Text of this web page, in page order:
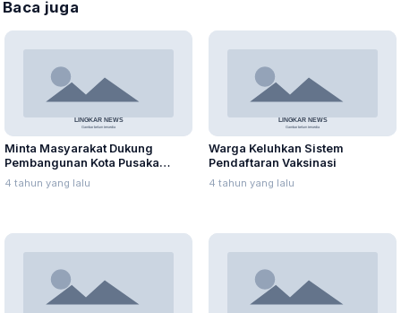
Baca juga
Minta Masyarakat Dukung
Pembangunan Kota Pusaka
Lasem
4 tahun yang lalu
Warga Keluhkan Sistem
Pendaftaran Vaksinasi
4 tahun yang lalu